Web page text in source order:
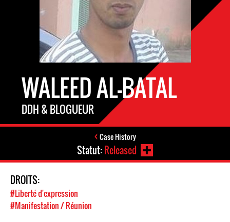
WALEED AL-BATAL
DDH & BLOGUEUR
Case History
Statut:Released
DROITS:
#Liberté d'expression
#Manifestation / Réunion